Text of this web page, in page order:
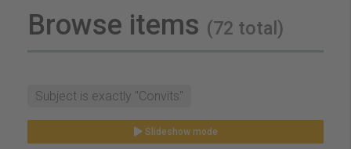
Browse items (72 total)
Subject is exactly "Convits"
Slideshow mode